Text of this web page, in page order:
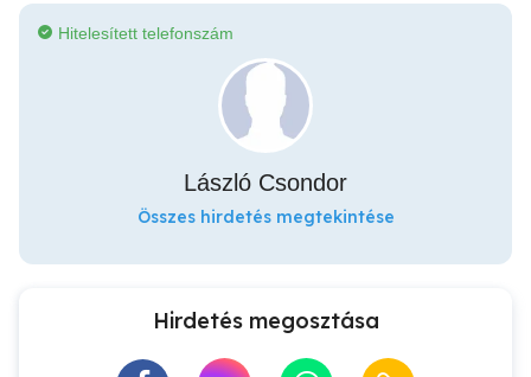
Hitelesített telefonszám
László Csondor
Összes hirdetés megtekintése
Hirdetés megosztása